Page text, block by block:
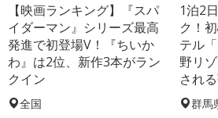
【映画ランキング】『スパ
イダーマン』シリーズ最高
発進で初登場V！『ちいか
わ』は2位、新作3本がラン
クイン
全国
1泊2
ク！
テル
野リ
され
群馬